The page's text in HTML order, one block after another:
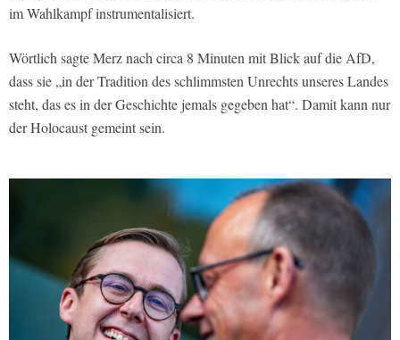
im Wahlkampf instrumentalisiert.
Wörtlich sagte Merz nach circa 8 Minuten mit Blick auf die AfD,
dass sie „in der Tradition des schlimmsten Unrechts unseres Landes
steht, das es in der Geschichte jemals gegeben hat“. Damit kann nur
der Holocaust gemeint sein.